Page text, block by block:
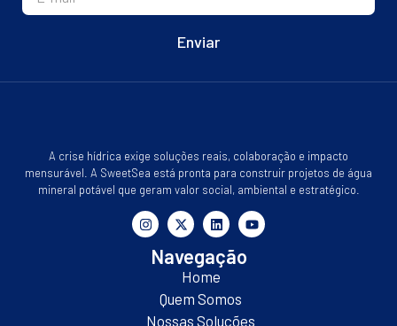
Enviar
A crise hídrica exige soluções reais, colaboração e impacto
mensurável. A SweetSea está pronta para construir projetos de água
mineral potável que geram valor social, ambiental e estratégico.
Navegação
Home
Quem Somos
Nossas Soluções